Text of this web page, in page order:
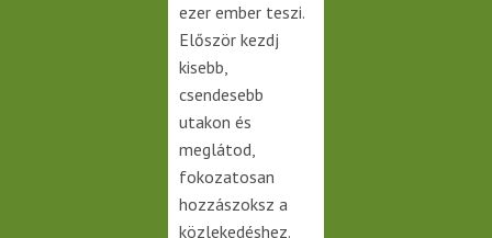
ezer ember teszi.
Először kezdj
kisebb,
csendesebb
utakon és
meglátod,
fokozatosan
hozzászoksz a
közlekedéshez.